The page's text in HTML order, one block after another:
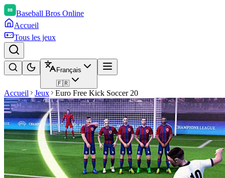
Baseball Bros Online
Accueil
Tous les jeux
Français
🇫🇷
Accueil Jeux Euro Free Kick Soccer 20